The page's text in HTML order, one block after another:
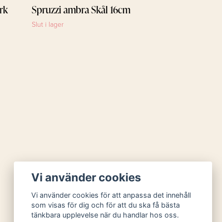
Spruzzi ambra Skål 16cm
Slut i lager
Vi använder cookies
Vi använder cookies för att anpassa det innehåll
som visas för dig och för att du ska få bästa
tänkbara upplevelse när du handlar hos oss.